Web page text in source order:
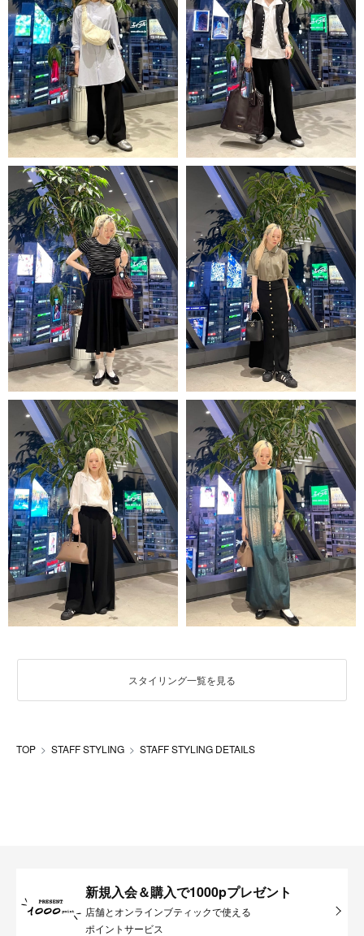
スタイリング一覧を見る
TOP STAFF STYLING STAFF STYLING DETAILS
新規入会＆購入で1000pプレゼント
店舗とオンラインブティックで使える
ポイントサービス